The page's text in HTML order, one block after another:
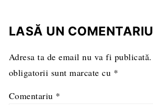
LASĂ UN COMENTARIU
Adresa ta de email nu va fi publicată.
obligatorii sunt marcate cu *
Comentariu *